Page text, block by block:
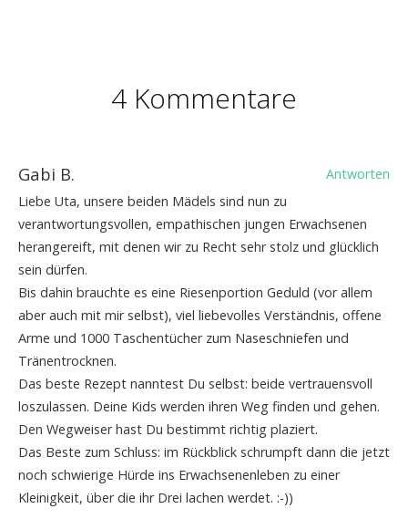
4 Kommentare
Gabi B.
Antworten
Liebe Uta, unsere beiden Mädels sind nun zu
verantwortungsvollen, empathischen jungen Erwachsenen
herangereift, mit denen wir zu Recht sehr stolz und glücklich
sein dürfen.
Bis dahin brauchte es eine Riesenportion Geduld (vor allem
aber auch mit mir selbst), viel liebevolles Verständnis, offene
Arme und 1000 Taschentücher zum Naseschniefen und
Tränentrocknen.
Das beste Rezept nanntest Du selbst: beide vertrauensvoll
loszulassen. Deine Kids werden ihren Weg finden und gehen.
Den Wegweiser hast Du bestimmt richtig plaziert.
Das Beste zum Schluss: im Rückblick schrumpft dann die jetzt
noch schwierige Hürde ins Erwachsenenleben zu einer
Kleinigkeit, über die ihr Drei lachen werdet. :-))